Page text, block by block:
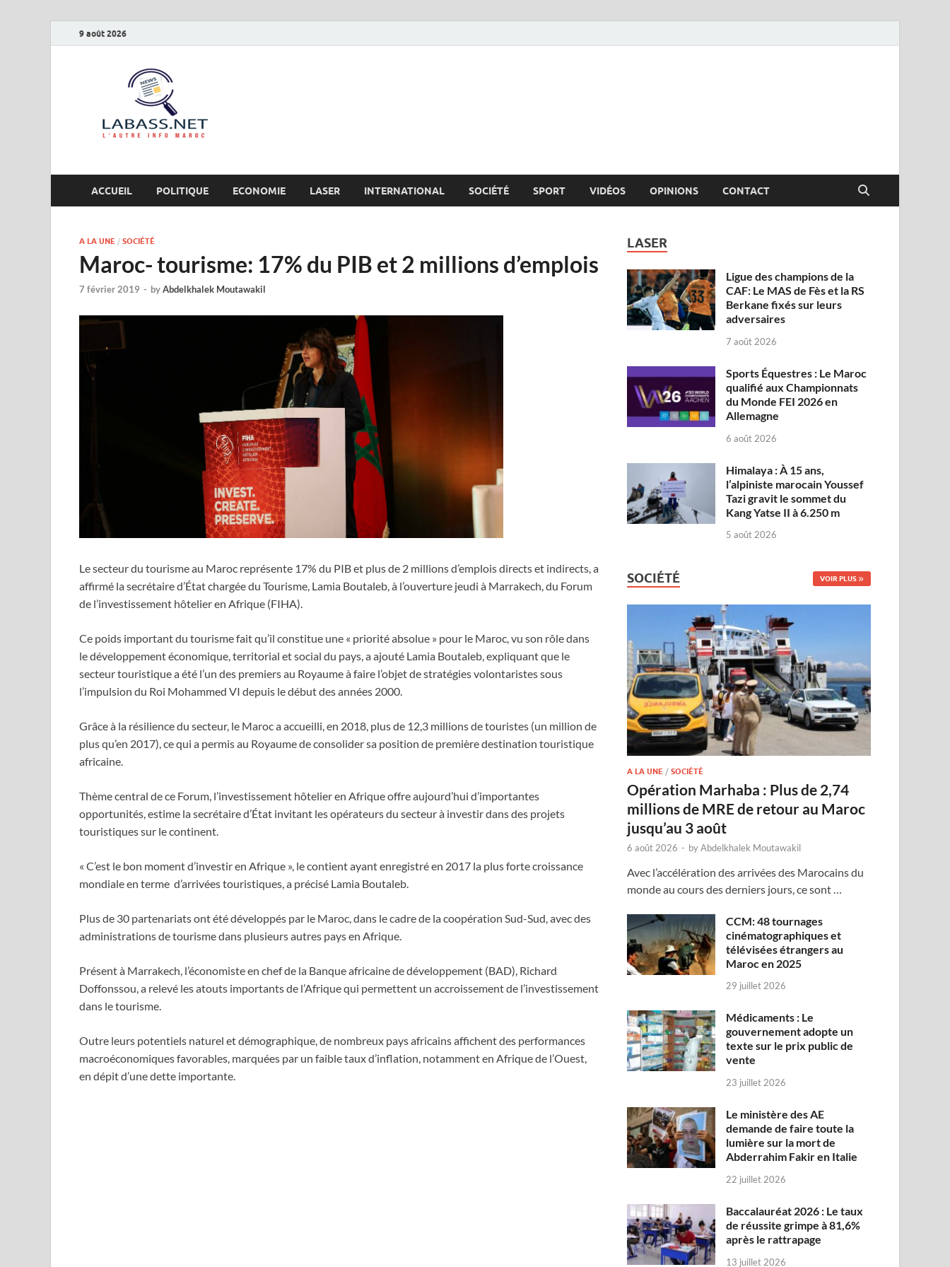
9 août 2026
ACCUEIL POLITIQUE ECONOMIE LASER INTERNATIONAL SOCIÉTÉ SPORT VIDÉOS OPINIONS CONTACT
A LA UNE / SOCIÉTÉ
Maroc- tourisme: 17% du PIB et 2 millions d’emplois
7 février 2019 - byAbdelkhalek Moutawakil
Le secteur du tourisme au Maroc représente 17% du PIB et plus de 2 millions d’emplois directs et indirects, a
affirmé la secrétaire d’État chargée du Tourisme, Lamia Boutaleb, à l’ouverture jeudi à Marrakech, du Forum
de l’investissement hôtelier en Afrique (FIHA).
Ce poids important du tourisme fait qu’il constitue une « priorité absolue » pour le Maroc, vu son rôle dans
le développement économique, territorial et social du pays, a ajouté Lamia Boutaleb, expliquant que le
secteur touristique a été l’un des premiers au Royaume à faire l’objet de stratégies volontaristes sous
l’impulsion du Roi Mohammed VI depuis le début des années 2000.
Grâce à la résilience du secteur, le Maroc a accueilli, en 2018, plus de 12,3 millions de touristes (un million de
plus qu’en 2017), ce qui a permis au Royaume de consolider sa position de première destination touristique
africaine.
Thème central de ce Forum, l’investissement hôtelier en Afrique offre aujourd’hui d’importantes
opportunités, estime la secrétaire d’État invitant les opérateurs du secteur à investir dans des projets
touristiques sur le continent.
« C’est le bon moment d’investir en Afrique », le contient ayant enregistré en 2017 la plus forte croissance
mondiale en terme d’arrivées touristiques, a précisé Lamia Boutaleb.
Plus de 30 partenariats ont été développés par le Maroc, dans le cadre de la coopération Sud-Sud, avec des
administrations de tourisme dans plusieurs autres pays en Afrique.
Présent à Marrakech, l’économiste en chef de la Banque africaine de développement (BAD), Richard
Doffonssou, a relevé les atouts importants de l’Afrique qui permettent un accroissement de l’investissement
dans le tourisme.
Outre leurs potentiels naturel et démographique, de nombreux pays africains affichent des performances
macroéconomiques favorables, marquées par un faible taux d’inflation, notamment en Afrique de l’Ouest,
en dépit d’une dette importante.
LASER
Ligue des champions de la
CAF: Le MAS de Fès et la RS
Berkane fixés sur leurs
adversaires
7 août 2026
Sports Équestres : Le Maroc
qualifié aux Championnats
du Monde FEI 2026 en
Allemagne
6 août 2026
Himalaya : À 15 ans,
l’alpiniste marocain Youssef
Tazi gravit le sommet du
Kang Yatse II à 6.250 m
5 août 2026
SOCIÉTÉ VOIR PLUS
A LA UNE /SOCIÉTÉ
Opération Marhaba : Plus de 2,74
millions de MRE de retour au Maroc
jusqu’au 3 août
6 août 2026 - byAbdelkhalek Moutawakil
Avec l’accélération des arrivées des Marocains du
monde au cours des derniers jours, ce sont …
CCM: 48 tournages
cinématographiques et
télévisées étrangers au
Maroc en 2025
29 juillet 2026
Médicaments : Le
gouvernement adopte un
texte sur le prix public de
vente
23 juillet 2026
Le ministère des AE
demande de faire toute la
lumière sur la mort de
Abderrahim Fakir en Italie
22 juillet 2026
Baccalauréat 2026 : Le taux
de réussite grimpe à 81,6%
après le rattrapage
13 juillet 2026